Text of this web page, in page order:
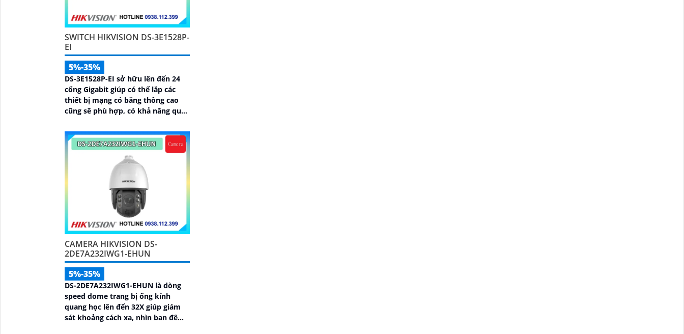
SWITCH HIKVISION DS-3E1528P-
EI
5%-35%
DS-3E1528P-EI sở hữu lên đến 24
cổng Gigabit giúp có thể lắp các
thiết bị mạng có băng thông cao
cũng sẽ phù hợp, có khả năng quản
công suất PoE lên đến 230W,
truyền dữ liệu lên đến 300m, vỏ
kim loại, chông sét 6kV
CAMERA HIKVISION DS-
2DE7A232IWG1-EHUN
5%-35%
DS-2DE7A232IWG1-EHUN là dòng
speed dome trang bị ống kính
quang học lên đến 32X giúp giám
sát khoảng cách xa, nhìn ban đêm